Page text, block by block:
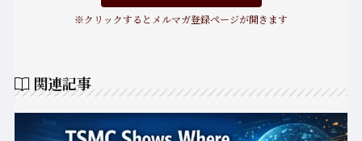
※クリックするとメルマガ登録ページが開きます
関連記事